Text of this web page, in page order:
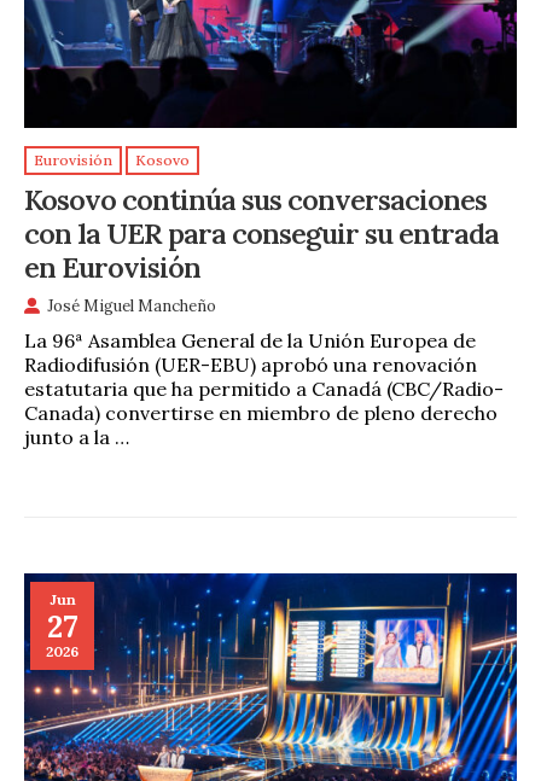
Eurovisión Kosovo
Kosovo continúa sus conversaciones
con la UER para conseguir su entrada
en Eurovisión
José Miguel Mancheño
La 96ª Asamblea General de la Unión Europea de
Radiodifusión (UER-EBU) aprobó una renovación
estatutaria que ha permitido a Canadá (CBC/Radio-
Canada) convertirse en miembro de pleno derecho
junto a la …
Jun
27
2026